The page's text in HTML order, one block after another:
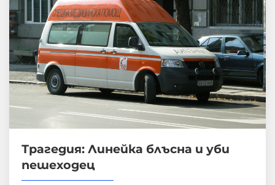
Трагедия: Линейка блъсна и уби
пешеходец